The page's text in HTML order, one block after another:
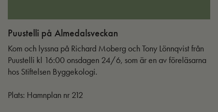
Puustelli på Almedalsveckan
Kom och lyssna på Richard Moberg och Tony Lönnqvist från
Puustelli kl 16:00 onsdagen 24/6, som är en av föreläsarna
hos Stiftelsen Byggekologi.
Plats: Hamnplan nr 212